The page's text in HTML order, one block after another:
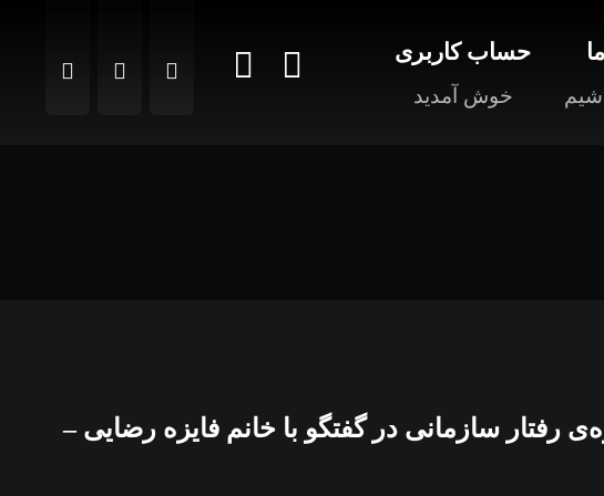
حساب کاربری
خوش آمدید
درباره‌ی رفتار سازمانی در گفتگو با خانم فایزه رضایی –